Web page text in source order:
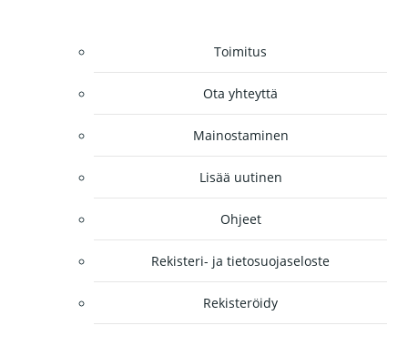
Toimitus
Ota yhteyttä
Mainostaminen
Lisää uutinen
Ohjeet
Rekisteri- ja tietosuojaseloste
Rekisteröidy